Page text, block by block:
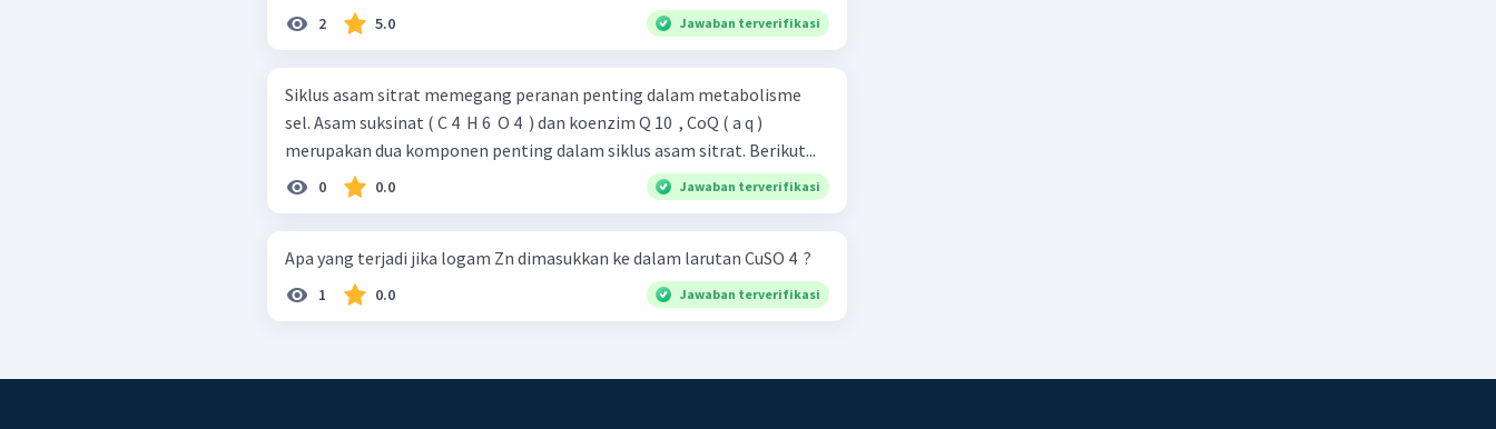
2 5.0 Jawaban terverifikasi
Siklus asam sitrat memegang peranan penting dalam metabolisme
sel. Asam suksinat ( C 4 ​ H 6 ​ O 4 ​ ) dan koenzim Q 10 ​ , CoQ ( a q )
merupakan dua komponen penting dalam siklus asam sitrat. Berikut...
0 0.0 Jawaban terverifikasi
Apa yang terjadi jika logam Zn dimasukkan ke dalam larutan CuSO 4 ​ ?
1 0.0 Jawaban terverifikasi